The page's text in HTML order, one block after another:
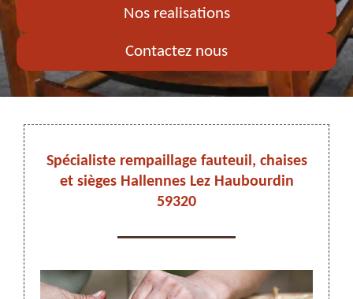
Nos realisations
Contactez nous
Spécialiste rempaillage fauteuil, chaises
et sièges Hallennes Lez Haubourdin
59320